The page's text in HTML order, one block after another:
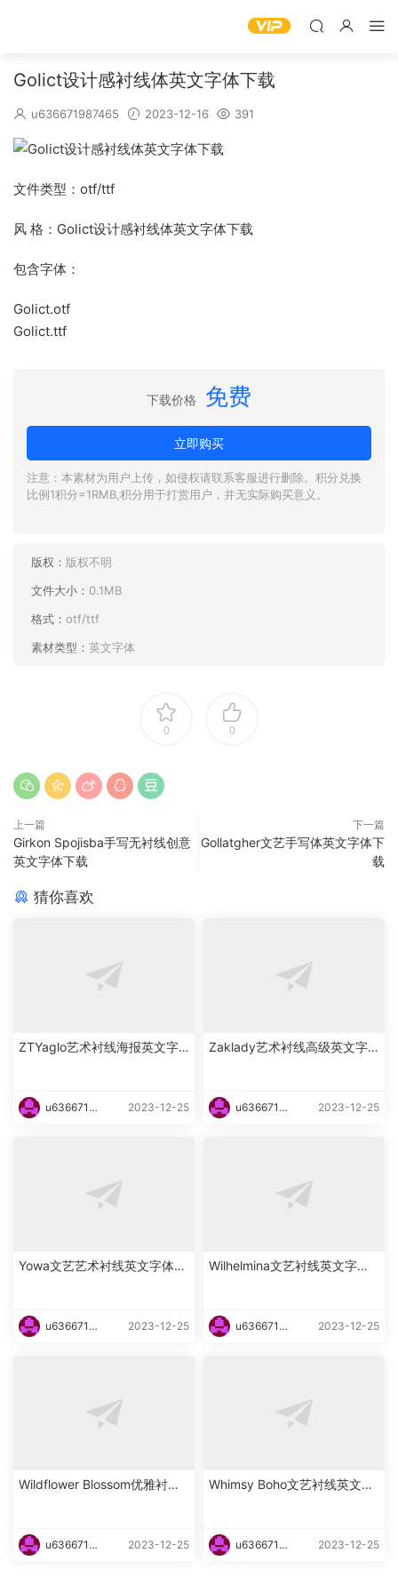
Golict设计感衬线体英文字体下载
u636671987465 2023-12-16 391
文件类型：otf/ttf
风 格：Golict设计感衬线体英文字体下载
包含字体：
Golict.otf
Golict.ttf
下载价格 免费
立即购买
注意：本素材为用户上传，如侵权请联系客服进行删除。积分兑换
比例1积分=1RMB,积分用于打赏用户，并无实际购买意义。
版权： 版权不明
文件大小： 0.1MB
格式： otf/ttf
素材类型： 英文字体
0 0
上一篇
Girkon Spojisba手写无衬线创意
英文字体下载
下一篇
Gollatgher文艺手写体英文字体下
载
猜你喜欢
ZTYaglo艺术衬线海报英文字
u6366719
2023-12-25
Zaklady艺术衬线高级英文字
u6366719
2023-12-25
Yowa文艺艺术衬线英文字体下
u6366719
2023-12-25
Wilhelmina文艺衬线英文字体
u6366719
2023-12-25
Wildflower Blossom优雅衬线
u6366719
2023-12-25
Whimsy Boho文艺衬线英文字
u6366719
2023-12-25